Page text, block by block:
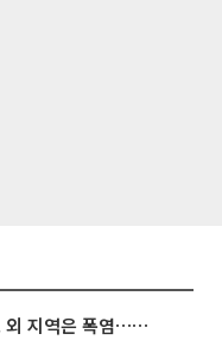
동해안은 시간당 80㎜ 폭우, 그 외 지역은 폭염…‘극과 극 날씨’